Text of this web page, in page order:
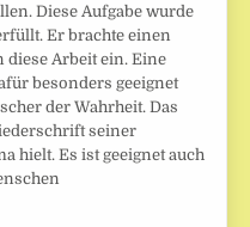
Diese Aufgabe wurde
Er brachte einen
Arbeit ein. Eine
besonders geeignet
der Wahrheit. Das
seiner
hielt. Es ist geeignet auch